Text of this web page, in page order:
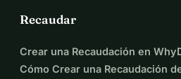
Recaudar
Crear una Recaudación en
Cómo Crear una Recaudación